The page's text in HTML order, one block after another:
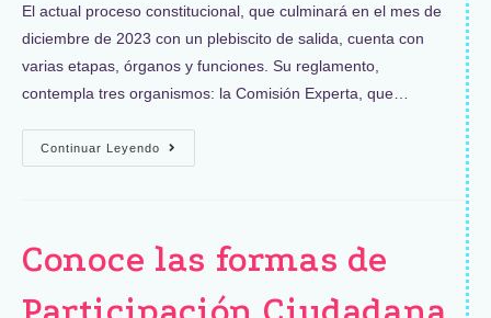
El actual proceso constitucional, que culminará en el mes de
diciembre de 2023 con un plebiscito de salida, cuenta con
varias etapas, órganos y funciones. Su reglamento,
contempla tres organismos: la Comisión Experta, que…
Continuar Leyendo
Conoce las formas de